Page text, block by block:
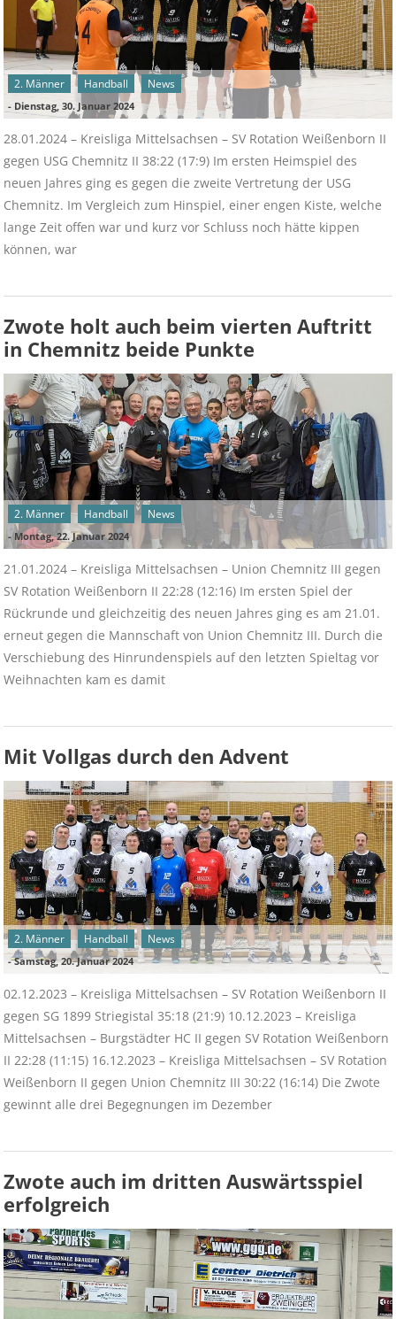
2. Männer Handball News
- Dienstag, 30. Januar 2024
28.01.2024 – Kreisliga Mittelsachsen – SV Rotation Weißenborn II
gegen USG Chemnitz II 38:22 (17:9) Im ersten Heimspiel des
neuen Jahres ging es gegen die zweite Vertretung der USG
Chemnitz. Im Vergleich zum Hinspiel, einer engen Kiste, welche
lange Zeit offen war und kurz vor Schluss noch hätte kippen
können, war
Zwote holt auch beim vierten Auftritt
in Chemnitz beide Punkte
2. Männer Handball News
-Montag, 22. Januar 2024
21.01.2024 – Kreisliga Mittelsachsen – Union Chemnitz III gegen
SV Rotation Weißenborn II 22:28 (12:16) Im ersten Spiel der
Rückrunde und gleichzeitig des neuen Jahres ging es am 21.01.
erneut gegen die Mannschaft von Union Chemnitz III. Durch die
Verschiebung des Hinrundenspiels auf den letzten Spieltag vor
Weihnachten kam es damit
Mit Vollgas durch den Advent
2. Männer Handball News
-Samstag, 20. Januar 2024
02.12.2023 – Kreisliga Mittelsachsen – SV Rotation Weißenborn II
gegen SG 1899 Striegistal 35:18 (21:9) 10.12.2023 – Kreisliga
Mittelsachsen – Burgstädter HC II gegen SV Rotation Weißenborn
II 22:28 (11:15) 16.12.2023 – Kreisliga Mittelsachsen – SV Rotation
Weißenborn II gegen Union Chemnitz III 30:22 (16:14) Die Zwote
gewinnt alle drei Begegnungen im Dezember
Zwote auch im dritten Auswärtsspiel
erfolgreich